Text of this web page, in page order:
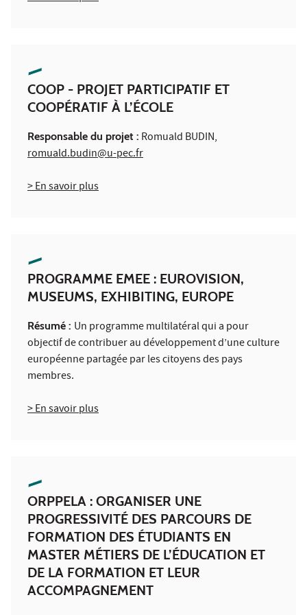
COOP - PROJET PARTICIPATIF ET
COOPÉRATIF À L’ÉCOLE
Responsable du projet : Romuald BUDIN,
romuald.budin@u-pec.fr
> En savoir plus
PROGRAMME EMEE : EUROVISION,
MUSEUMS, EXHIBITING, EUROPE
Résumé : Un programme multilatéral qui a pour
objectif de contribuer au développement d’une culture
européenne partagée par les citoyens des pays
membres.
> En savoir plus
ORPPELA : ORGANISER UNE
PROGRESSIVITÉ DES PARCOURS DE
FORMATION DES ÉTUDIANTS EN
MASTER MÉTIERS DE L’ÉDUCATION ET
DE LA FORMATION ET LEUR
ACCOMPAGNEMENT